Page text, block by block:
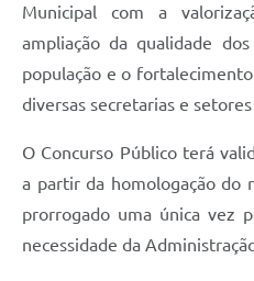
Municipal com a
ampliação da qualidade
população e o
diversas secretarias e
O Concurso Público terá
a partir da homologação do
prorrogado uma única vez
necessidade da